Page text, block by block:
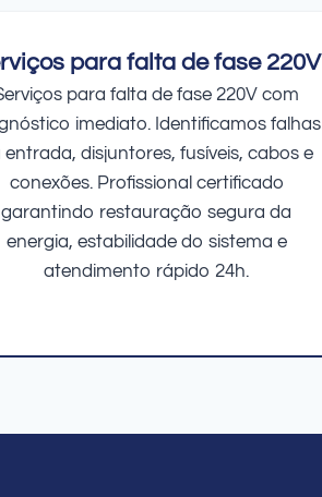
para falta de fase 220V
para falta de fase 220V com
imediato. Identificamos falhas
entrada, disjuntores, fusíveis, cabos e
conexões. Profissional certificado
garantindo restauração segura da
energia, estabilidade do sistema e
atendimento rápido 24h.